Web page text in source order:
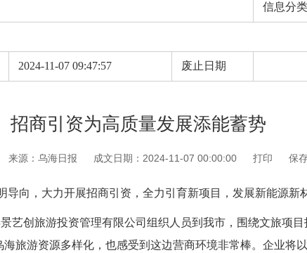
信息分类
2024-11-07 09:47:57 废止日期
招商引资为高质量发展添能蓄势
来源：乌海日报 成文日期：2024-11-07 00:00:00 打印 保
导向，大力开展招商引资，全力引育新项目，发展新能源新
艺创旅游投资管理有限公司组织人员到我市，围绕文旅项
旅游资源多样化，也感受到这边营商环境非常棒。企业将